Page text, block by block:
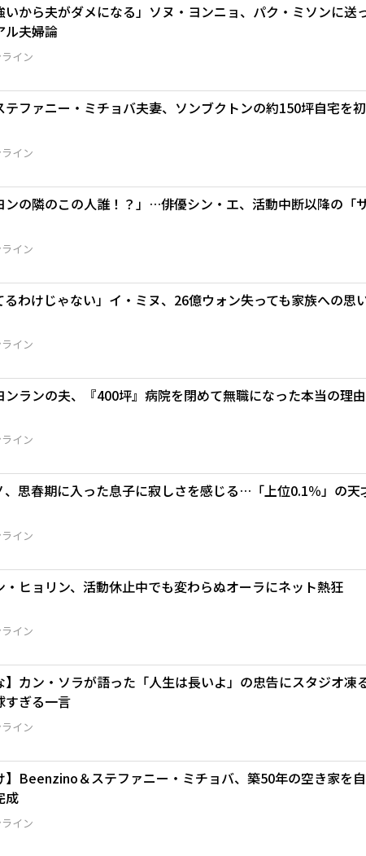
いから夫がダメになる」ソヌ・ヨンニョ、パク・ミソンに送
ル夫婦論
イン
テファニー・ミチョバ夫妻、ソンブクトンの約150坪自宅
イン
ンの隣のこの人誰！？」…俳優シン・エ、活動中断以降の「
イン
るわけじゃない」イ・ミヌ、26億ウォン失っても家族への思
イン
ンランの夫、『400坪』病院を閉めて無職になった本当の理由
イン
、思春期に入った息子に寂しさを感じる…「上位0.1％」の天
イン
・ヒョリン、活動休止中でも変わらぬオーラにネット熱狂
イン
】カン・ソラが語った「人生は長いよ」の忠告にスタジオ
すぎる一言
イン
】Beenzino＆ステファニー・ミチョバ、築50年の空き家を
成
イン